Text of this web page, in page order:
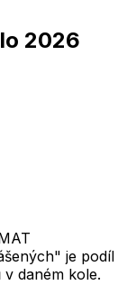
2026
je podíl
daném kole.